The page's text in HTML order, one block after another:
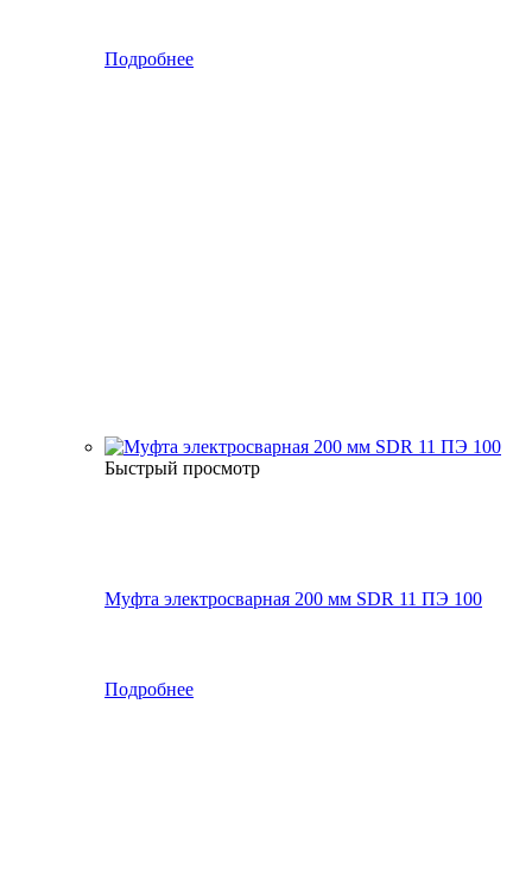
Подробнее
Быстрый просмотр
Муфта электросварная 200 мм SDR 11 ПЭ 100
Подробнее